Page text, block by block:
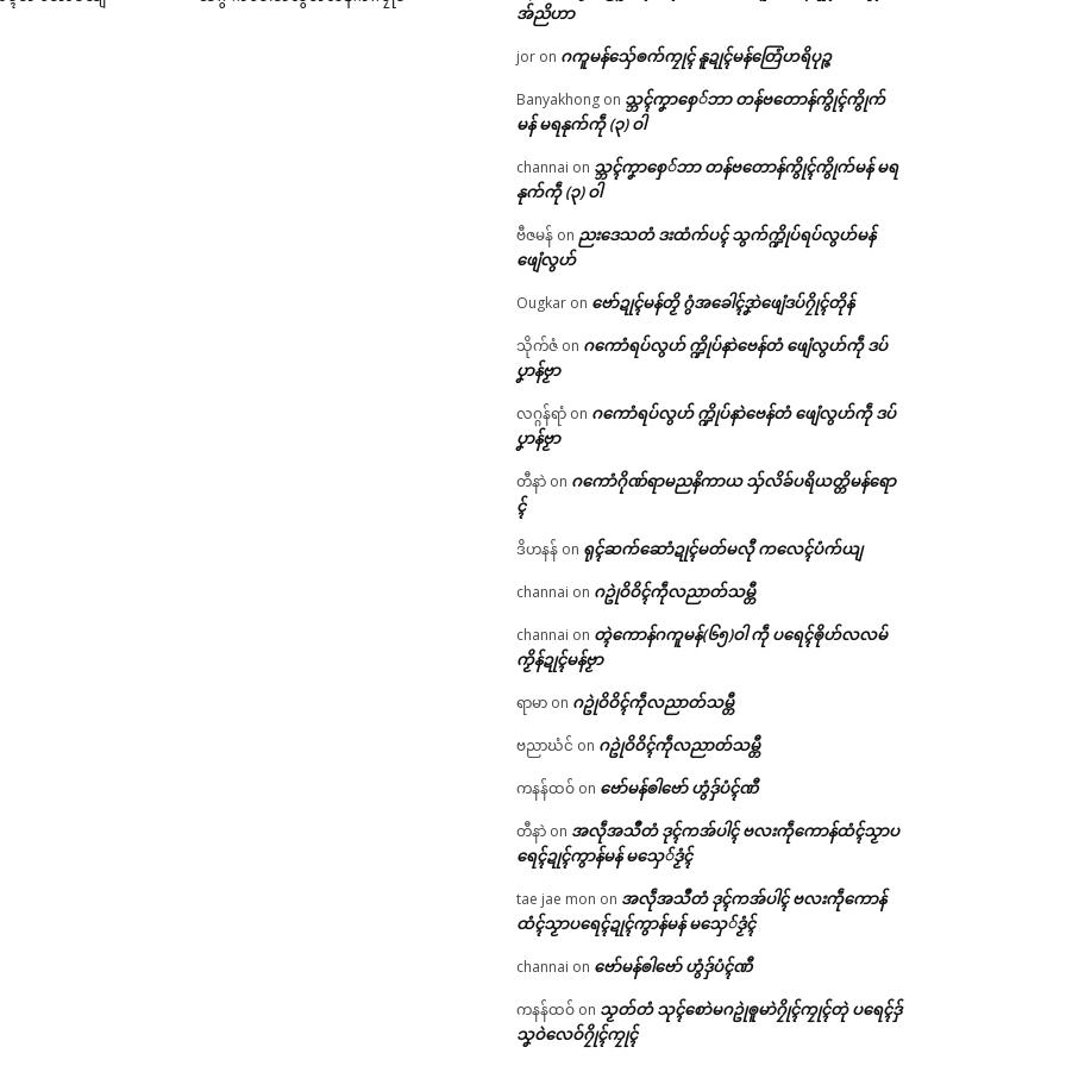
အ်ညိဟာ
jor on ဂကူမန်​သှ်ေၜက်ကၠုၚ် နူဍုၚ်မန်တြေံဟရိပုဉ္ဇ
Banyakhong on သ္ဘၚ်ကၞာစှေ်ဘာ တန်ဗတောန်ကွိုၚ်ကွိုက်
မန် မရနုက်ကဵု (၃) ဝါ
channai on သ္ဘၚ်ကၞာစှေ်ဘာ တန်ဗတောန်ကွိုၚ်ကွိုက်မန် မရ
နုက်ကဵု (၃) ဝါ
ဗီဇမန် on ညးဒေသတံ ဒးထံက်ပၚ် သွက်က္ဍိုပ်ရပ်လွဟ်မန်
ဖျေံလွဟ်
Ougkar on ဗော်ဍုၚ်မန်တၟိ ဂွံအခေါၚ်ဒၞာဲဖျေံဒပ်ဂၠိုၚ်တိုန်
သိုက်ဇံ on ဂကောံရပ်လွဟ် က္ဍိုပ်နာဲဗေန်တံ ဖျေံလွဟ်ကဵု ဒပ်
ပၞာန်ဗၟာ
လဂ္ဂန်ရာံ on ဂကောံရပ်လွဟ် က္ဍိုပ်နာဲဗေန်တံ ဖျေံလွဟ်ကဵု ဒပ်
ပၞာန်ဗၟာ
တီနာဲ on ဂကောံဂိုဏ်ရာမညနိကာယ သှ်လိခ်ပရိယတ္တိမန်ရော
ၚ်
ဒိဟနန် on ရုၚ်ဆက်ဆောံဍုၚ်မတ်မလီု ကလေၚ်ပံက်ယျ
channai on ဂဥုဲဝိဝိၚ်ကဵုလညာတ်သမ္တီ
channai on တ္ၚဲကောန်ဂကူမန်(၆၅)ဝါ ကဵု ပရေၚ်ၜိုဟ်လလမ်
ကၟိန်ဍုၚ်မန်ဗၟာ
ရာမာ on ဂဥုဲဝိဝိၚ်ကဵုလညာတ်သမ္တီ
ဗညာဃံင် on ဂဥုဲဝိဝိၚ်ကဵုလညာတ်သမ္တီ
ကနန်ထဝ် on ဗော်မန်ၜါဗော် ဟွံဒှ်ပံၚ်ဏီ
တီနာဲ on အလဵုအသဳတံ ဒုၚ်ကအ်ပါၚ် ဗလးကဵုကောန်ထံၚ်သၟာပ
ရေၚ်ဍုၚ်ကွာန်မန် မသှေ်ဒၟံၚ်
tae jae mon on အလဵုအသဳတံ ဒုၚ်ကအ်ပါၚ် ဗလးကဵုကောန်
ထံၚ်သၟာပရေၚ်ဍုၚ်ကွာန်မန် မသှေ်ဒၟံၚ်
channai on ဗော်မန်ၜါဗော် ဟွံဒှ်ပံၚ်ဏီ
ကနန်ထဝ် on သၟတ်တံ သုၚ်စောဲမဂဥုဲၜူမာဲဂၠိုၚ်ကၠုၚ်တုဲ ပရေၚ်ဒှ်
သၞဝဲလေဝ်ဂၠိုၚ်ကၠုၚ်